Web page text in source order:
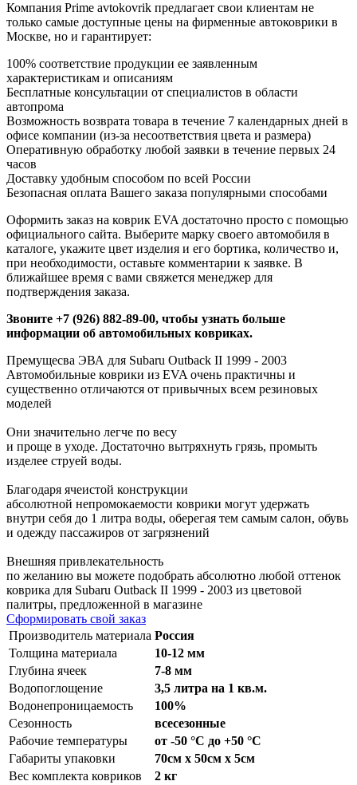
Компания Prime avtokovrik предлагает свои клиентам не
только самые доступные цены на фирменные автоковрики в
Москве, но и гарантирует:
100% соответствие продукции ее заявленным
характеристикам и описаниям
Бесплатные консультации от специалистов в области
автопрома
Возможность возврата товара в течение 7 календарных дней в
офисе компании (из-за несоответствия цвета и размера)
Оперативную обработку любой заявки в течение первых 24
часов
Доставку удобным способом по всей России
Безопасная оплата Вашего заказа популярными способами
Оформить заказ на коврик EVA достаточно просто с помощью
официального сайта. Выберите марку своего автомобиля в
каталоге, укажите цвет изделия и его бортика, количество и,
при необходимости, оставьте комментарии к заявке. В
ближайшее время с вами свяжется менеджер для
подтверждения заказа.
Звоните +7 (926) 882-89-00, чтобы узнать больше
информации об автомобильных ковриках.
Премущесва ЭВА для Subaru Outback II 1999 - 2003
Автомобильные коврики из EVA очень практичны и
существенно отличаются от привычных всем резиновых
моделей
Они значительно легче по весу
и проще в уходе. Достаточно вытряхнуть грязь, промыть
изделее струей воды.
Благодаря ячеистой конструкции
абсолютной непромокаемости коврики могут удержать
внутри себя до 1 литра воды, оберегая тем самым салон, обувь
и одежду пассажиров от загрязнений
Внешняя привлекательность
по желанию вы можете подобрать абсолютно любой оттенок
коврика для Subaru Outback II 1999 - 2003 из цветовой
палитры, предложенной в магазине
Сформировать свой заказ
Производитель материала Россия
Толщина материала
10-12 мм
Глубина ячеек
7-8 мм
Водопоглощение
3,5 литра на 1 кв.м.
Водонепроницаемость
100%
Сезонность
всесезонные
Рабочие температуры
от -50 °С до +50 °С
Габариты упаковки
70см x 50см x 5см
Вес комплекта ковриков
2 кг